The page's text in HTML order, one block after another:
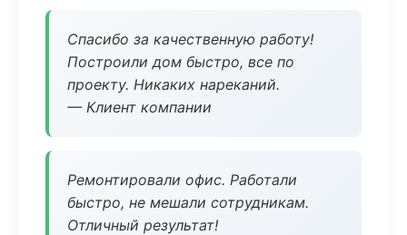
Спасибо за качественную работу!
Построили дом быстро, все по
проекту. Никаких нареканий.
— Клиент компании
Ремонтировали офис. Работали
быстро, не мешали сотрудникам.
Отличный результат!